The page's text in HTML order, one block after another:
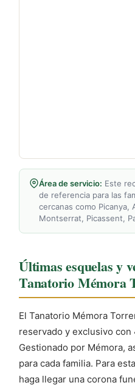
Área de servicio: Este
de referencia para las
cercanas como Picanya,
Montserrat, Picassent,
Últimas esquelas y
Tanatorio Mémora
El Tanatorio Mémora
reservado y exclusivo con
Gestionado por Mémora,
para cada familia. Para
haga llegar una corona